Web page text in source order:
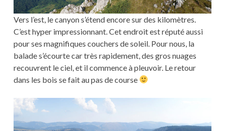
Vers l’est, le canyon s’étend encore sur des kilomètres.
C’est hyper impressionnant. Cet endroit est réputé aussi
pour ses magnifiques couchers de soleil. Pour nous, la
balade s’écourte car très rapidement, des gros nuages
recouvrent le ciel, et il commence à pleuvoir. Le retour
dans les bois se fait au pas de course